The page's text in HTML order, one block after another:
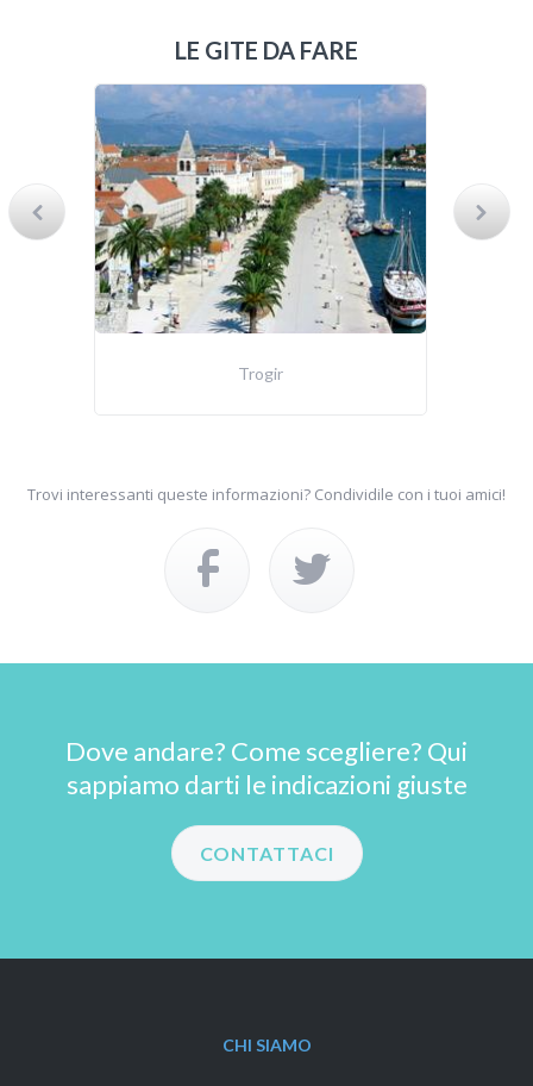
LE GITE DA FARE
Trogir
Trovi interessanti queste informazioni? Condividile con i tuoi amici!
Dove andare? Come scegliere? Qui
sappiamo darti le indicazioni giuste
CONTATTACI
CHI SIAMO